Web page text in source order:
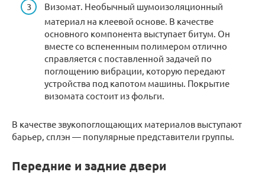
Визомат. Необычный шумоизоляционный
материал на клеевой основе. В качестве
основного компонента выступает битум. Он
вместе со вспененным полимером отлично
справляется с поставленной задачей по
поглощению вибрации, которую передают
устройства под капотом машины. Покрытие
визомата состоит из фольги.
В качестве звукопоглощающих материалов выступают
барьер, сплэн — популярные представители группы.
Передние и задние двери